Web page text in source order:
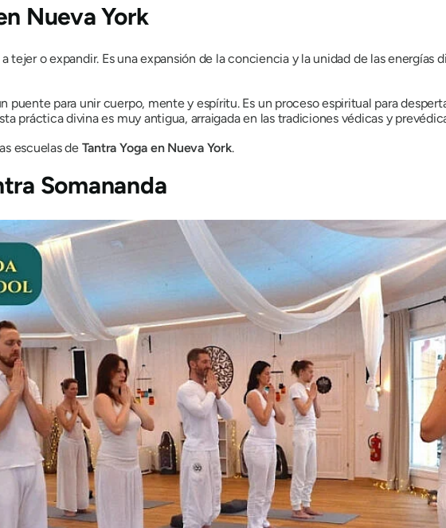
Nueva York
tejer o expandir. Es una expansión de la conciencia y la unidad de las energías
puente para unir cuerpo, mente y espíritu. Es un proceso espiritual para
práctica divina es muy antigua, arraigada en las tradiciones védicas y
escuelas de Tantra Yoga en Nueva York.
Somananda